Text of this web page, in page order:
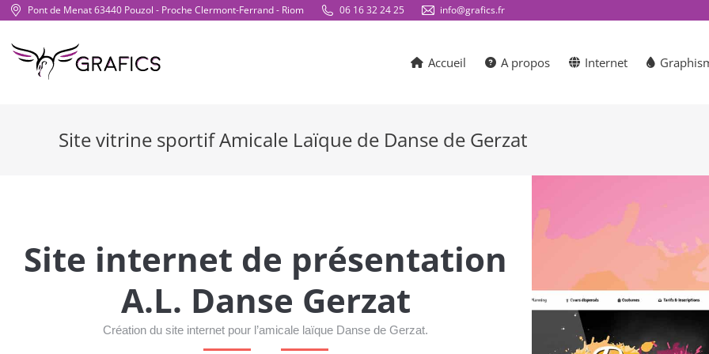
Pont de Menat 63440 Pouzol - Proche Clermont-Ferrand - Riom 06 16 32 24 25 info@grafics.fr
Accueil A propos Internet
Site vitrine sportif Amicale Laïque de Danse de Gerzat
Site internet de présentation
A.L. Danse Gerzat
Création du site internet pour l’amicale laïque Danse de Gerzat.